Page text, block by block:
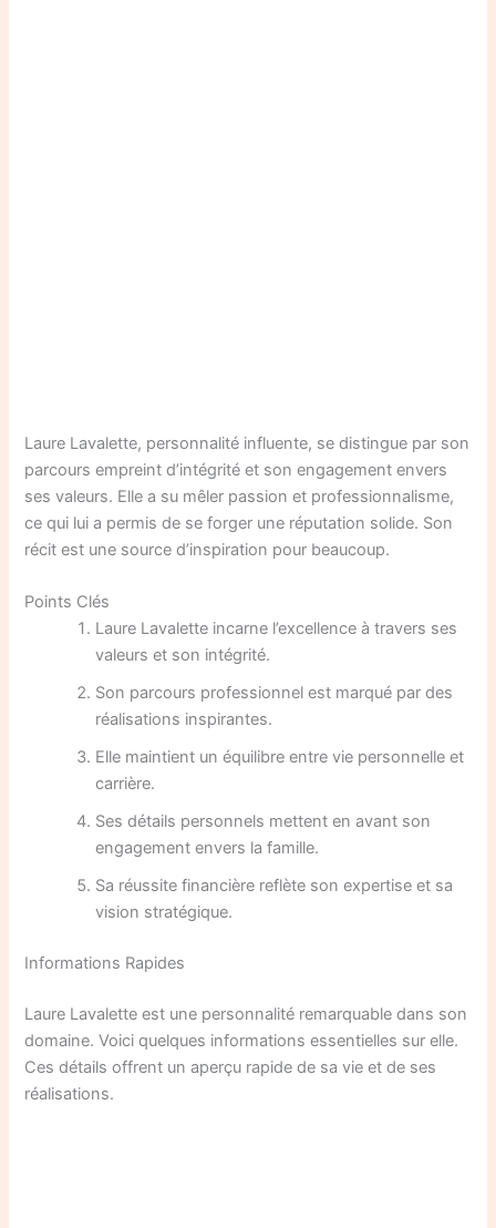
Laure Lavalette, personnalité influente, se distingue par son
parcours empreint d’intégrité et son engagement envers
ses valeurs. Elle a su mêler passion et professionnalisme,
ce qui lui a permis de se forger une réputation solide. Son
récit est une source d’inspiration pour beaucoup.
Points Clés
Laure Lavalette incarne l’excellence à travers ses
valeurs et son intégrité.
Son parcours professionnel est marqué par des
réalisations inspirantes.
Elle maintient un équilibre entre vie personnelle et
carrière.
Ses détails personnels mettent en avant son
engagement envers la famille.
Sa réussite financière reflète son expertise et sa
vision stratégique.
Informations Rapides
Laure Lavalette est une personnalité remarquable dans son
domaine. Voici quelques informations essentielles sur elle.
Ces détails offrent un aperçu rapide de sa vie et de ses
réalisations.